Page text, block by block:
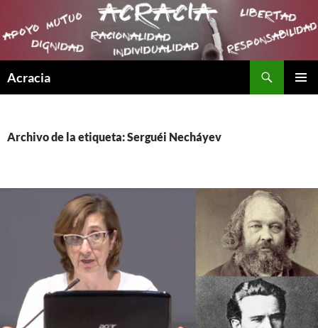
Acracia
Archivo de la etiqueta: Serguéi Necháyev